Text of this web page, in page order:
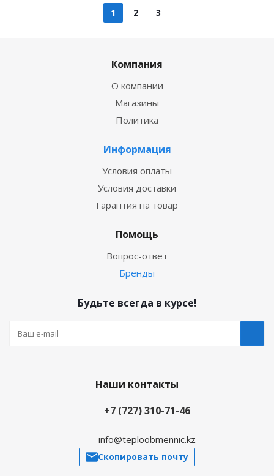
1 2 3
Компания
О компании
Магазины
Политика
Информация
Условия оплаты
Условия доставки
Гарантия на товар
Помощь
Вопрос-ответ
Бренды
Будьте всегда в курсе!
Наши контакты
+7 (727) 310-71-46
info@teploobmennic.kz
Скопировать почту